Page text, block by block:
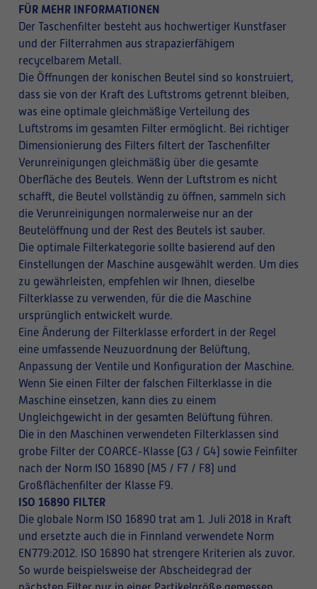
FÜR MEHR INFORMATIONEN
Der Taschenfilter besteht aus hochwertiger Kunstfaser
und der Filterrahmen aus strapazierfähigem
recycelbarem Metall.
Die Öffnungen der konischen Beutel sind so konstruiert,
dass sie von der Kraft des Luftstroms getrennt bleiben,
was eine optimale gleichmäßige Verteilung des
Luftstroms im gesamten Filter ermöglicht. Bei richtiger
Dimensionierung des Filters filtert der Taschenfilter
Verunreinigungen gleichmäßig über die gesamte
Oberfläche des Beutels. Wenn der Luftstrom es nicht
schafft, die Beutel vollständig zu öffnen, sammeln sich
die Verunreinigungen normalerweise nur an der
Beutelöffnung und der Rest des Beutels ist sauber.
Die optimale Filterkategorie sollte basierend auf den
Einstellungen der Maschine ausgewählt werden. Um dies
zu gewährleisten, empfehlen wir Ihnen, dieselbe
Filterklasse zu verwenden, für die die Maschine
ursprünglich entwickelt wurde.
Eine Änderung der Filterklasse erfordert in der Regel
eine umfassende Neuzuordnung der Belüftung,
Anpassung der Ventile und Konfiguration der Maschine.
Wenn Sie einen Filter der falschen Filterklasse in die
Maschine einsetzen, kann dies zu einem
Ungleichgewicht in der gesamten Belüftung führen.
Die in den Maschinen verwendeten Filterklassen sind
grobe Filter der COARCE-Klasse (G3 / G4) sowie Feinfilter
nach der Norm ISO 16890 (M5 / F7 / F8) und
Großflächenfilter der Klasse F9.
ISO 16890 FILTER
Die globale Norm ISO 16890 trat am 1. Juli 2018 in Kraft
und ersetzte auch die in Finnland verwendete Norm
EN779:2012. ISO 16890 hat strengere Kriterien als zuvor.
So wurde beispielsweise der Abscheidegrad der